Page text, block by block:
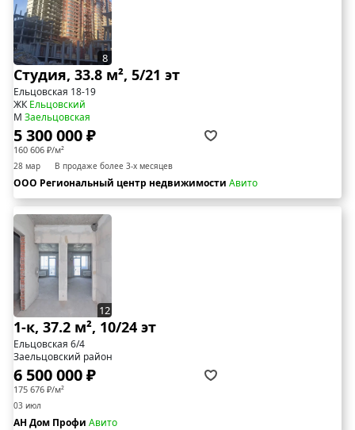
8
Студия, 33.8 м², 5/21 эт
Ельцовская 18-19
ЖКЕльцовский
М Заельцовская
5 300 000 ₽
160 606 ₽/м²
28 мар В продаже более 3-х месяцев
ООО Региональный центр недвижимости Авито
12
1-к, 37.2 м², 10/24 эт
Ельцовская 6/4
Заельцовский район
6 500 000 ₽
175 676 ₽/м²
03 июл
АН Дом Профи Авито